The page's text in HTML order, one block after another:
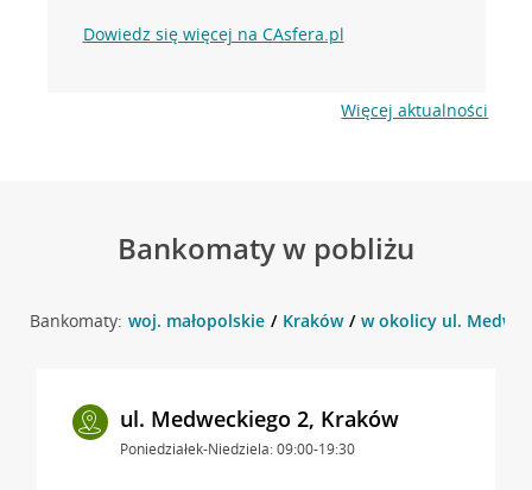
Dowiedz się więcej na CAsfera.pl
Więcej aktualności
Bankomaty w pobliżu
Bankomaty: woj. małopolskie Kraków w okolicy ul.
ul. Medweckiego 2, Kraków
Poniedziałek-Niedziela: 09:00-19:30